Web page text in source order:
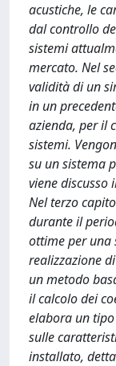
acustiche, le
dal controllo
sistemi
mercato. Nel
validità di un
in un
azienda, per il
sistemi.
su un sistema
viene
Nel terzo
durante il
ottime per una
realizzazione
un metodo
il calcolo dei
elabora un
sulle
installato,